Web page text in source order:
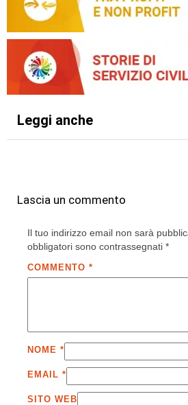
Leggi anche
Lascia un commento
Il tuo indirizzo email non sarà
obbligatori sono contrassegnati *
COMMENTO *
NOME *
EMAIL *
SITO WEB